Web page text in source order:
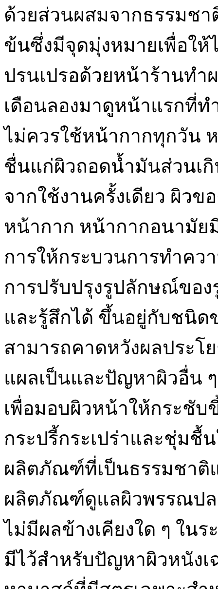
ด้วยส่วนผสมจากธรรมช
ข้นซึ่งมีจุดมุ่งหมายเพื่อใ
ปรนเปรอด้วยหน้าร้านท
เดือนลองมาดูหน้าแรกที่
ไม่ควรใช้หน้ากากทุกวัน
ชื่นแก่ผิวถอดน้ำมันส่วนเ
จากใช้งานครั้งเดียว ผิว
หน้ากาก หน้ากากอนามัย
การให้กระบวนการทำคว
การปรับปรุงรูปลักษณ์ขอ
และรู้สึกได้ ขึ้นอยู่กับชนิ
สามารถคาดหวังผลประโ
แผลเป็นและปัญหาผิวอื่น
เพื่อมอบผิวหน้าให้กระชั
กระปรี้กระเปร่าและชุ่มชื้
ผลิตภัณฑ์ที่เป็นธรรมชาติ
ผลิตภัณฑ์ดูแลผิวพรรณปล
ไม่มีผลข้างเคียงใด ๆ ใน
มีไว้สำหรับปัญหาผิวหนัง